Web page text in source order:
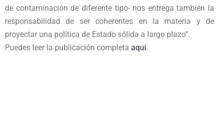
de contaminación de diferente tipo- nos entrega también la
responsabilidad de ser coherentes en la materia y de
proyectar una política de Estado sólida a largo plazo”.
Puedes leer la publicación completa aquí.